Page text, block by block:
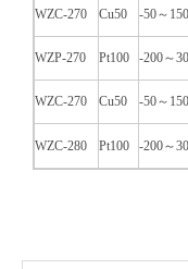
WZC-270 Cu50 -50～150
WZP-270 Pt100 -200～
WZC-270 Cu50 -50～150
WZC-280 Pt100 -200～